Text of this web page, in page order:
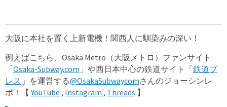
大阪に本社を置く上新電機！関西人に馴染みの深い！
例えばこちら、Osaka Metro（大阪メトロ）ファンサイト
「Osaka-Subway.com 」や西日本中心の鉄道サイト「鉄道プ
レス 」を運営する@OsakaSubwaycomさんのジョーシンレ
ポ！【YouTube , Instagram , Threads 】